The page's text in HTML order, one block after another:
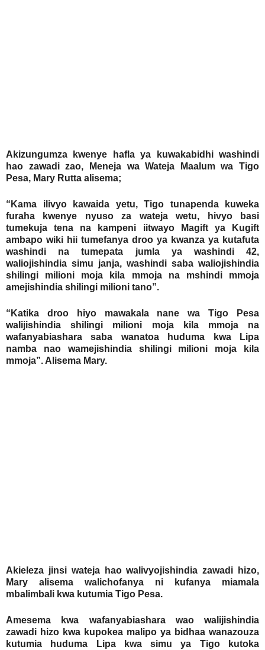
Akizungumza kwenye hafla ya kuwakabidhi washindi
hao zawadi zao, Meneja wa Wateja Maalum wa Tigo
Pesa, Mary Rutta alisema;
“Kama ilivyo kawaida yetu, Tigo tunapenda kuweka
furaha kwenye nyuso za wateja wetu, hivyo basi
tumekuja tena na kampeni iitwayo Magift ya Kugift
ambapo wiki hii tumefanya droo ya kwanza ya kutafuta
washindi na tumepata jumla ya washindi 42,
waliojishindia simu janja, washindi saba waliojishindia
shilingi milioni moja kila mmoja na mshindi mmoja
amejishindia shilingi milioni tano”.
“Katika droo hiyo mawakala nane wa Tigo Pesa
walijishindia shilingi milioni moja kila mmoja na
wafanyabiashara saba wanatoa huduma kwa Lipa
namba nao wamejishindia shilingi milioni moja kila
mmoja”. Alisema Mary.
Akieleza jinsi wateja hao walivyojishindia zawadi hizo,
Mary alisema walichofanya ni kufanya miamala
mbalimbali kwa kutumia Tigo Pesa.
Amesema kwa wafanyabiashara wao walijishindia
zawadi hizo kwa kupokea malipo ya bidhaa wanazouza
kutumia huduma Lipa kwa simu ya Tigo kutoka